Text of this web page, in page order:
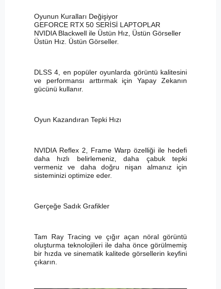
Oyunun Kuralları Değişiyor
GEFORCE RTX 50 SERİSİ LAPTOPLAR
NVIDIA Blackwell ile Üstün Hız, Üstün Görseller
Üstün Hız. Üstün Görseller.
DLSS 4, en popüler oyunlarda görüntü kalitesini
ve performansı arttırmak için Yapay Zekanın
gücünü kullanır.
Oyun Kazandıran Tepki Hızı
NVIDIA Reflex 2, Frame Warp özelliği ile hedefi
daha hızlı belirlemeniz, daha çabuk tepki
vermeniz ve daha doğru nişan almanız için
sisteminizi optimize eder.
Gerçeğe Sadık Grafikler
Tam Ray Tracing ve çığır açan nöral görüntü
oluşturma teknolojileri ile daha önce görülmemiş
bir hızda ve sinematik kalitede görsellerin keyfini
çıkarın.